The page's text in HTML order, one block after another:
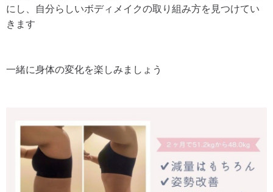
にし、自分らしいボディメイクの取り組み方を見つけてい
きます
一緒に身体の変化を楽しみましょう